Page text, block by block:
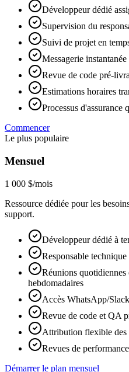
Développeur dédié
Supervision du
Suivi de projet en
Messagerie
Revue de code pré-
Estimations horaires
Processus d'assurance
Commencer
Le plus populaire
Mensuel
1 000 $/mois
Ressource dédiée pour les
support.
Développeur dédié à
Responsable
Réunions quotidiennes
hebdomadaires
Accès WhatsApp/
Revue de code et QA
Attribution flexible des
Revues de
Démarrer le plan mensuel